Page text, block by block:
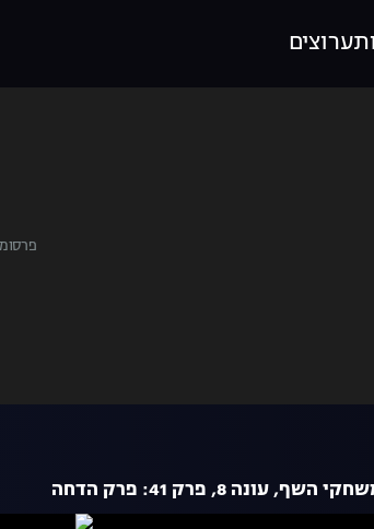
ערוצים
השף, עונה 8, פרק 41: פרק הדחה